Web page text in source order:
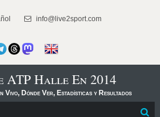
info@live2sport.com
ATP Halle En 2014
Vivo, Dónde Ver, Estadísticas y Resultados